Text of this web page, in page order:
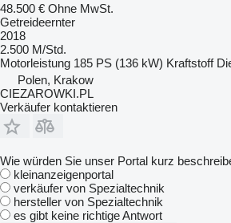
48.500 € Ohne MwSt.
Getreideernter
2018
2.500 M/Std.
Motorleistung 185 PS (136 kW) Kraftstoff
Polen, Krakow
CIEZAROWKI.PL
Verkäufer kontaktieren
Wie würden Sie unser Portal kurz
kleinanzeigenportal
verkäufer von Spezialtechnik
hersteller von Spezialtechnik
es gibt keine richtige Antwort